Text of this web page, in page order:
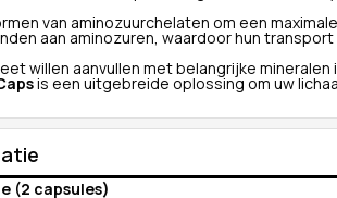
van aminozuurchelaten om een
aan aminozuren, waardoor hun
willen aanvullen met belangrijke
is een uitgebreide oplossing om uw
(2 capsules)